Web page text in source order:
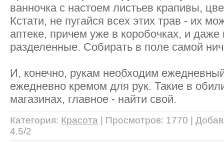
ванночка с настоем листьев крапивы,
Кстати, не пугайся всех этих трав - их
аптеке, причем уже в коробочках, и даже
разделенные. Собирать в поле самой
И, конечно, рукам необходим
ежедневно кремом для рук. Такие в
магазинах, главное - найти свой.
Категория: Красота Просмотров: 1770 |
4.5/2